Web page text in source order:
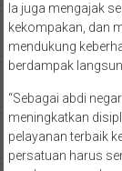
Ia juga mengajak
kekompakan, dan
mendukung
berdampak
“Sebagai abdi
meningkatkan
pelayanan terbaik
persatuan harus